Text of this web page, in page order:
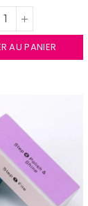
AU PANIER